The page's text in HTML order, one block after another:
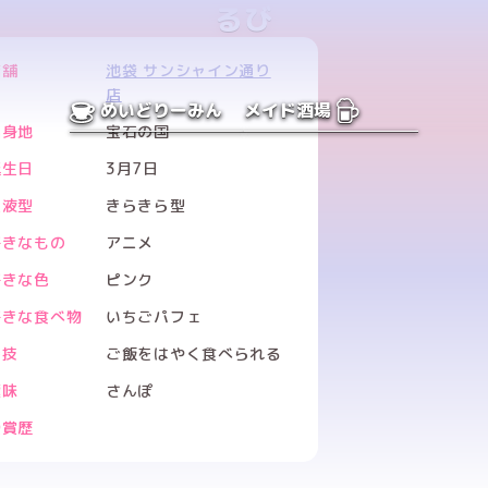
めいどりーみん メイド酒場
るび
池袋 サンシャイン通り
店
地
宝石の国
日
3月7日
型
きらきら型
なもの
アニメ
な色
ピンク
な食べ物
いちごパフェ
ご飯をはやく食べられる
さんぽ
歴